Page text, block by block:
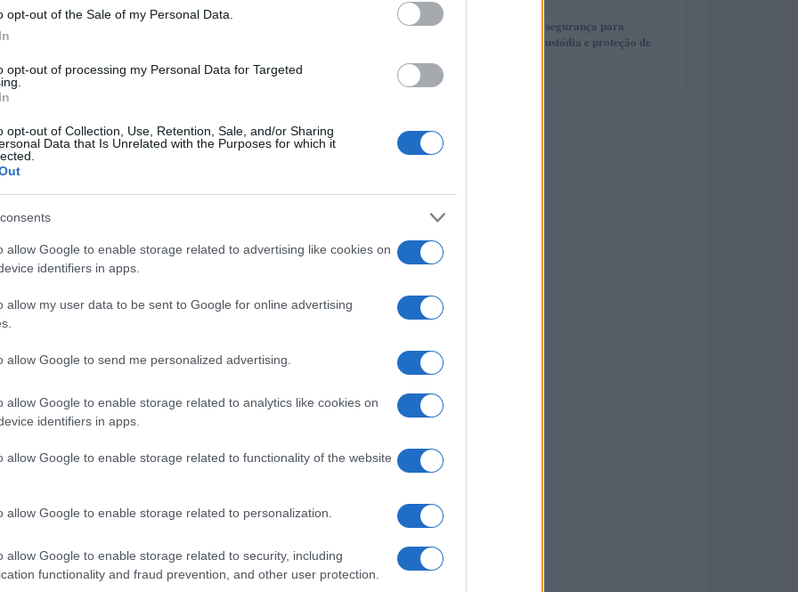
opt-out of the Sale of my Personal Data.
opt-out of processing my Personal Data for Targeted
opt-out of Collection, Use, Retention, Sale, and/or Sharing
Data that Is Unrelated with the Purposes for which it
allow Google to enable storage related to advertising like cookies on
identifiers in apps.
allow my user data to be sent to Google for online advertising
allow Google to send me personalized advertising.
allow Google to enable storage related to analytics like cookies on
identifiers in apps.
allow Google to enable storage related to functionality of the website
allow Google to enable storage related to personalization.
allow Google to enable storage related to security, including
functionality and fraud prevention, and other user protection.
2022, 2023, 2024, 2025
No início de outubro de 2021, o preço será em
$ 0,1896, preço mínimo de $ 0,1521 para outubro
de 2021 é $ 0,1708. previsão de preço no final de
de 2021 13%.
USD. No início de novembro de 2021, o preço será
de $ 0,2201, preço mínimo de $ 0,1737 para
de novembro de 2021 é $ 0,1969. previsão de preço
para novembro de 2021 13%.
USD. No início de dezembro de 2021, o preço será
de $ 0,2357, preço mínimo de $ 0,1886 para
de dezembro de 2021 é $ 0,2121. previsão de preço
para dezembro de 2021 11%.
5
Guia completo de segurança para
carteiras de autocustódia e proteção de